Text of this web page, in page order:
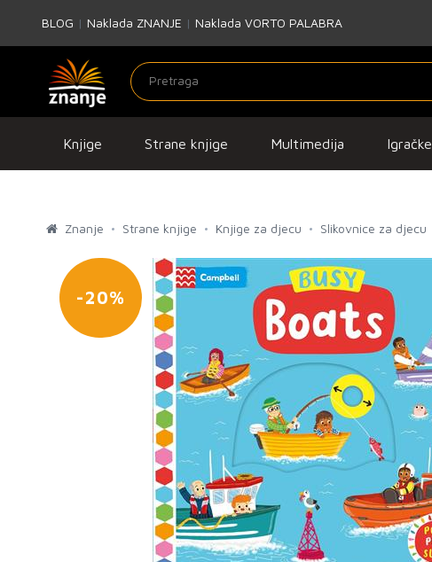
BLOG | Naklada ZNANJE | Naklada VORTO PALABRA
Knjige Strane knjige Multimedija Igračke
Znanje Strane knjige Knjige za djecu Slikovnice za djecu
-20%